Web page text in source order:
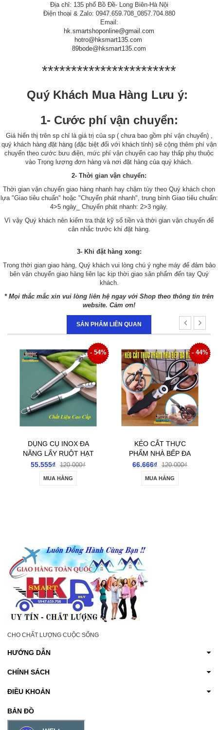
Địa chỉ: 135 phố Bồ Đề- Long Biên-Hà Nội
Điện thoại & Zalo: 0947.659.708_0857.704.880
Email:
hk.smartshoponline@gmail.com
hotro@hksmart135.com
89bode@hksmart135.com
***********************
Quý Khách Mua Hàng Lưu ý:
1- Cước phí vận chuyển:
Giá hiển thị trên sp chỉ là giá trị của sp ( chưa bao gồm phí vận chuyển) ,
quý khách hàng đặt hàng (đặc biệt đối với khách tỉnh) sẽ cộng thêm phí vận
chuyển theo cước bưu điện, mức phí vận chuyển cao hay thấp phụ thuộc
vào Trọng lượng đơn hàng và nơi đặt hàng của quý khách.
2- Thời gian vận chuyển:
Thời gian vận chuyển giao hàng nhanh hay chậm tùy theo Quý khách chọn
lựa "Giao tiêu chuẩn" hoặc "Chuyển phát nhanh", trung bình Giao tiêu chuẩn:
4>5 ngày_ Chuyển phát nhanh: 2>3 ngày.
Vì vậy Quý khách nên kiểm tra thật kỹ số tiền và thời gian vận chuyển để
cân nhắc trước khi đặt hàng.
3- Khi đặt hàng xong:
Trong thời gian giao hàng, Quý khách vui lòng chú ý nghe máy để đảm bảo
bên vận chuyển giao hàng liên lạc kịp thời giao sản phẩm đến tay Quý
khách.
* Mọi thắc mắc xin vui lòng liên hệ ngay với Shop theo thông tin trên
website. Cảm ơn!
SẢN PHẨM LIÊN QUAN
- 54%
DỤNG CỤ INOX ĐA
NĂNG LẤY RUỘT HẠT
TRÁI CÂY NHANH
55.555₫ 120.000₫
MUA HÀNG
- 44%
KÉO CẮT THỰC
PHẨM NHÀ BẾP ĐA
NĂNG TIỆN DỤNG
66.666₫ 120.000₫
MUA HÀNG
CHO CHẤT LƯỢNG CUỘC SỐNG
HƯỚNG DẪN
CHÍNH SÁCH
ĐIỀU KHOẢN
BẢN ĐỒ